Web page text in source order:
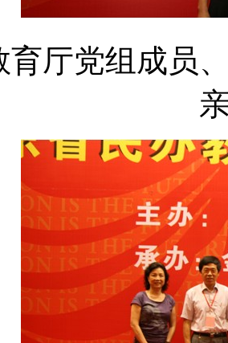
育厅党组成员